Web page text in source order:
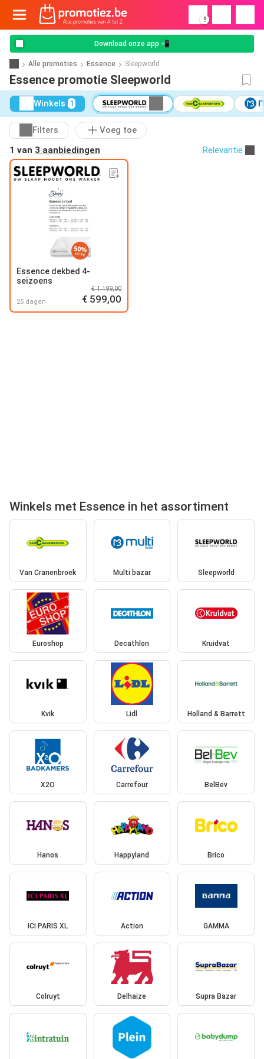
!
Download onze app 📲
Alle promoties Essence Sleepworld
Essence promotie Sleepworld
Winkels 1
Filters
Voeg toe
1 van 3 aanbiedingen Relevantie
Essence dekbed 4-
seizoens
25 dagen
€ 1.199,00
€ 599,00
Winkels met Essence in het assortiment
Van Cranenbroek Multi bazar Sleepworld
Euroshop Decathlon Kruidvat
Kvik Lidl Holland & Barrett
X2O Carrefour BelBev
Hanos Happyland Brico
ICI PARIS XL Action GAMMA
Colruyt Delhaize Supra Bazar